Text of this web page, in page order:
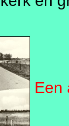
Een